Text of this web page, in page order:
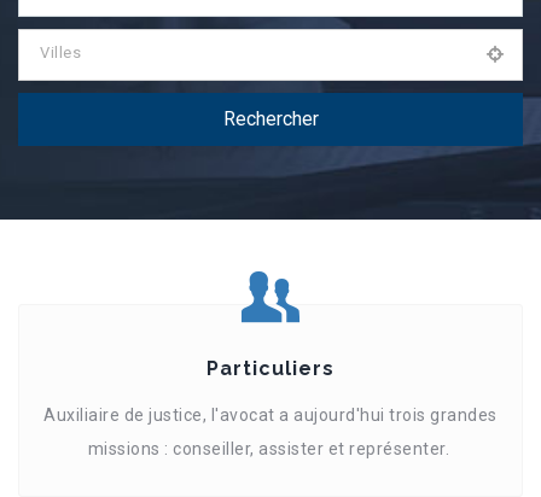
Villes
Particuliers
Auxiliaire de justice, l'avocat a aujourd'hui trois grandes
missions : conseiller, assister et représenter.